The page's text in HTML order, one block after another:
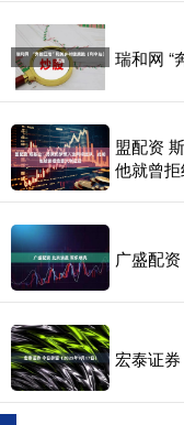
瑞和网 “
盟配资
他就曾
广盛配
宏泰证券